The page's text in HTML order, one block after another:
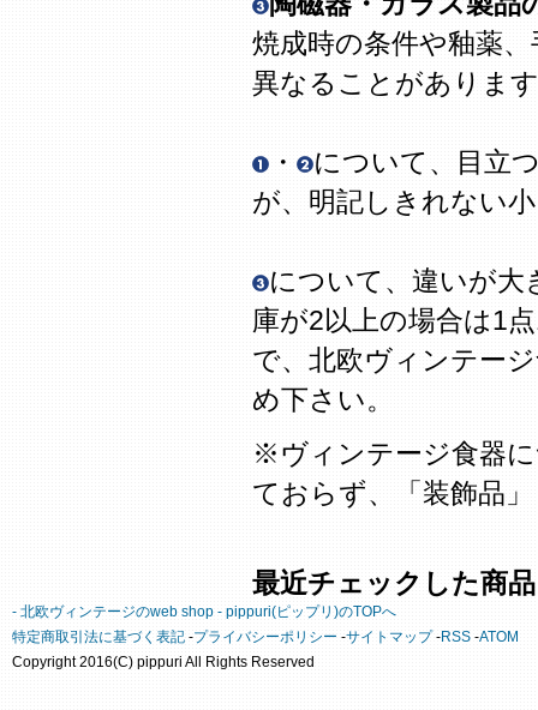
焼成時の条件や釉薬
異なることがありま
・
について、目立
が、明記しきれない
について、違いが
庫が2以上の場合は1
で、北欧ヴィンテー
め下さい。
※ヴィンテージ食器
ておらず、「装飾品
最近チェックした商品
- 北欧ヴィンテージのweb shop - pippuri(ピップリ)のTOPへ
特定商取引法に基づく表記 -プライバシーポリシー -サイトマップ-RSS -ATOM
Copyright 2016(C) pippuri All Rights Reserved